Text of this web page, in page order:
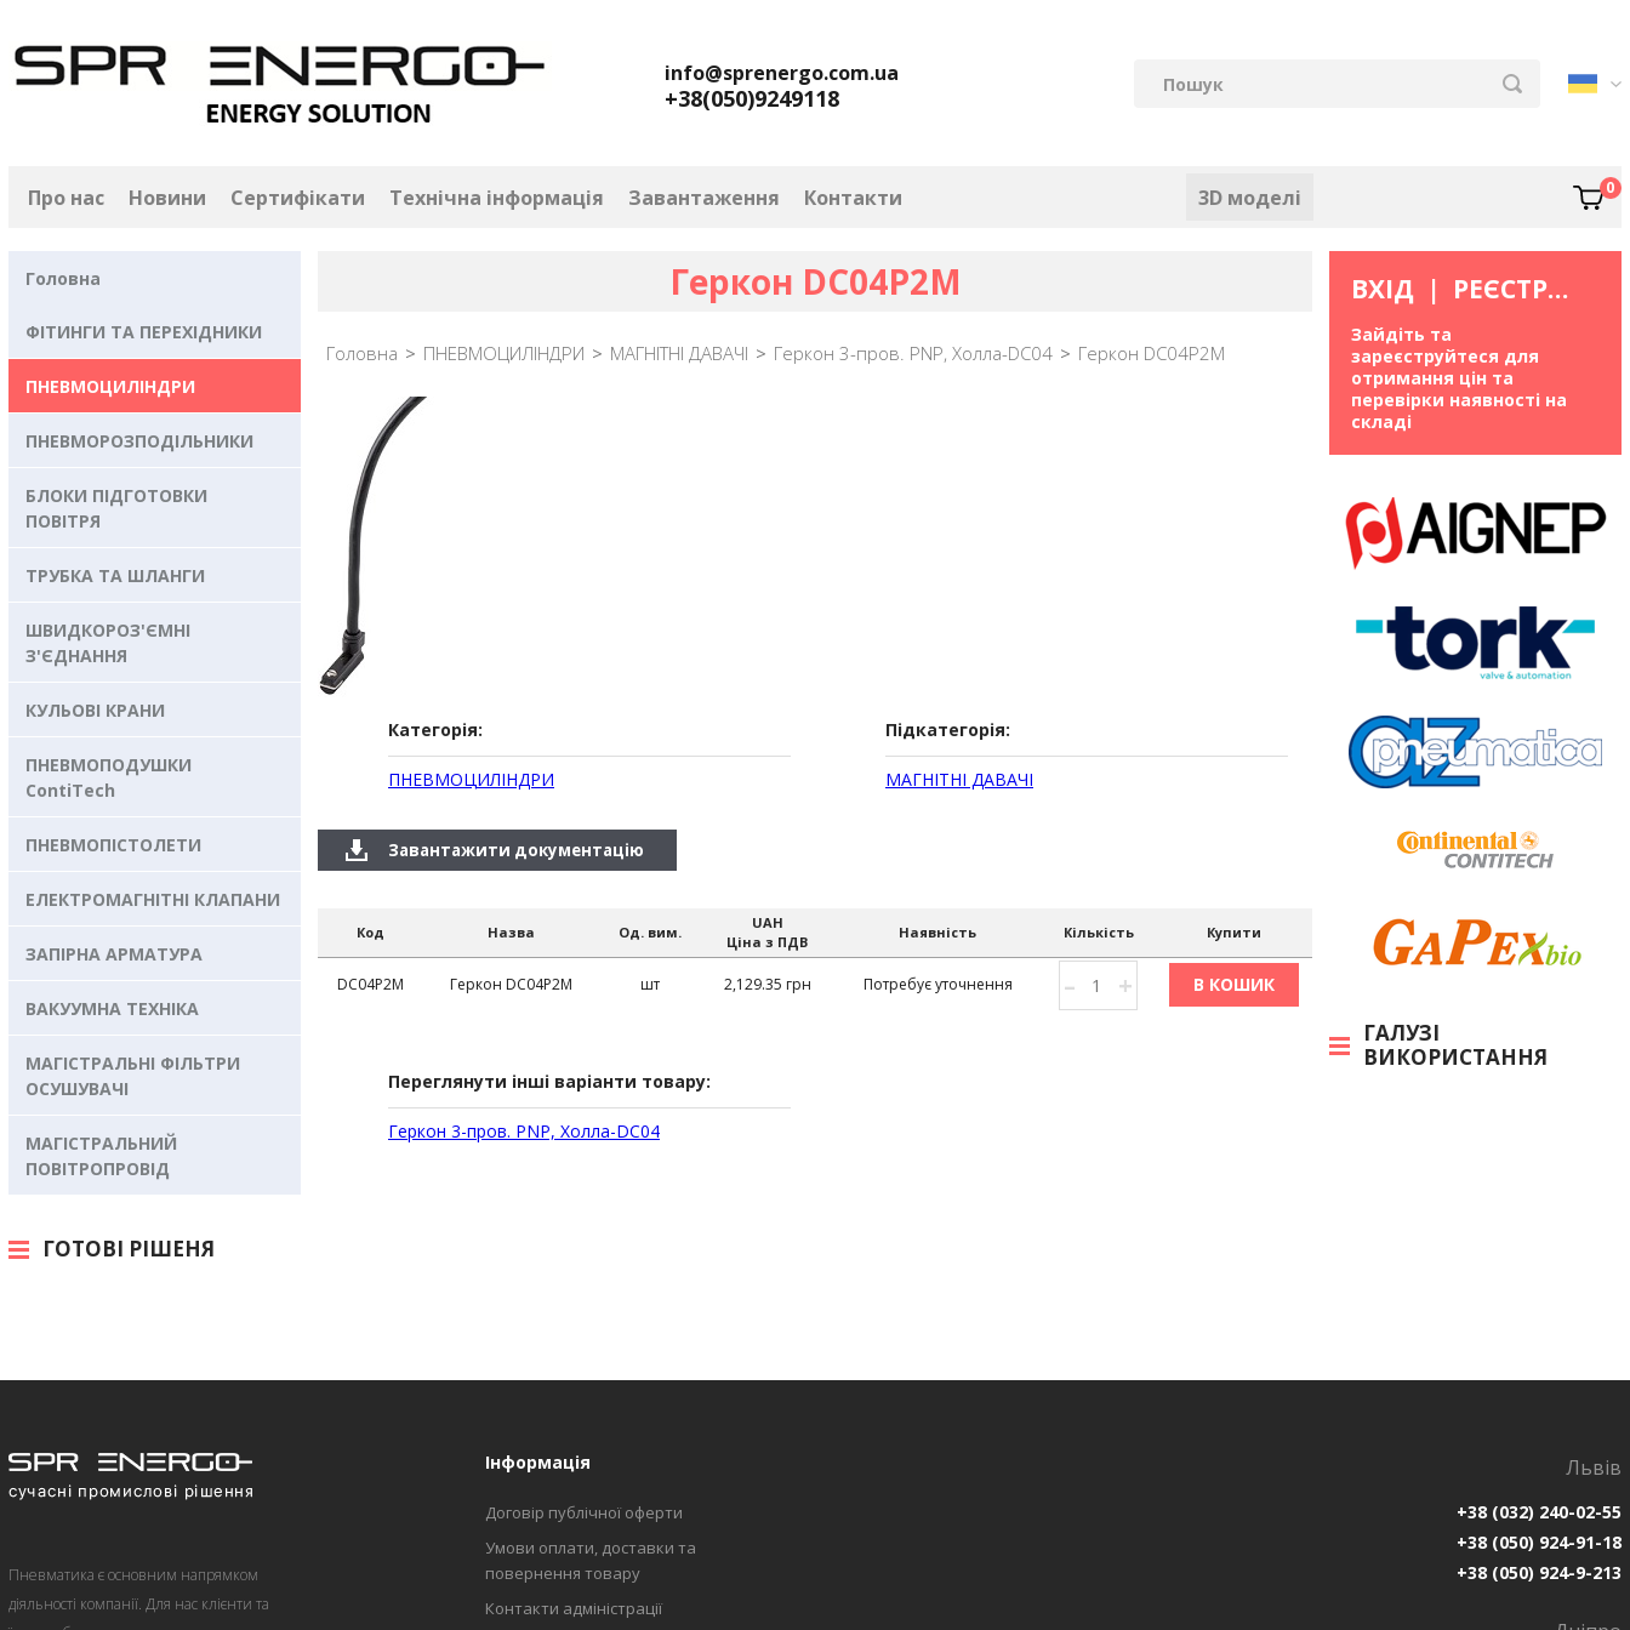
info@sprenergo.com.ua
+38(050)9249118
Про нас Новини Сертифікати Технічна інформація Завантаження Контакти 3D моделі 0
Головна
ФІТИНГИ ТА ПЕРЕХІДНИКИ
ПНЕВМОЦИЛІНДРИ
ПНЕВМОРОЗПОДІЛЬНИКИ
БЛОКИ ПІДГОТОВКИ
ПОВІТРЯ
ТРУБКА ТА ШЛАНГИ
ШВИДКОРОЗ'ЄМНІ
З'ЄДНАННЯ
КУЛЬОВІ КРАНИ
ПНЕВМОПОДУШКИ
ContiTech
ПНЕВМОПІСТОЛЕТИ
ЕЛЕКТРОМАГНІТНІ КЛАПАНИ
ЗАПІРНА АРМАТУРА
ВАКУУМНА ТЕХНІКА
МАГІСТРАЛЬНІ ФІЛЬТРИ
ОСУШУВАЧІ
МАГІСТРАЛЬНИЙ
ПОВІТРОПРОВІД
ГОТОВІ РІШЕНЯ
Геркон DC04P2M
Головна > ПНЕВМОЦИЛІНДРИ > МАГНІТНІ ДАВАЧІ > Геркон 3-пров. PNP, Холла-DC04 > Геркон DC04P2M
Категорія:
ПНЕВМОЦИЛІНДРИ
Підкатегорія:
МАГНІТНІ ДАВАЧІ
Завантажити документацію
Код Назва Од. вим.
UAH
Ціна з ПДВ
Наявність Кількість Купити
DC04P2M Геркон DC04P2M шт 2,129.35 грн Потребує уточнення – + В КОШИК
Переглянути інші варіанти товару:
Геркон 3-пров. PNP, Холла-DC04
ВХІД | РЕЄСТРАЦІЯ
Зайдіть та
зареєструйтеся для
отримання цін та
перевірки наявності на
складі
ГАЛУЗІ
ВИКОРИСТАННЯ
Пневматика є основним напрямком
діяльності компанії. Для нас клієнти та
Інформація
Договір публічної оферти
Умови оплати, доставки та
повернення товару
Контакти адміністрації
Львів
+38 (032) 240-02-55
+38 (050) 924-91-18
+38 (050) 924-9-213